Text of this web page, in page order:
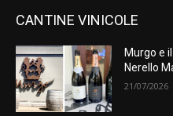
CANTINE VINICOLE
Murgo e
Nerello
21/07/2026